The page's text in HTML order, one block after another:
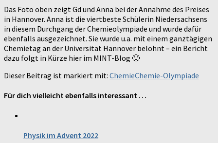
Das Foto oben zeigt Gd und Anna bei der Annahme des Preises
in Hannover. Anna ist die viertbeste Schülerin Niedersachsens
in diesem Durchgang der Chemieolympiade und wurde dafür
ebenfalls ausgezeichnet. Sie wurde u.a. mit einem ganztägigen
Chemietag an der Universität Hannover belohnt – ein Bericht
dazu folgt in Kürze hier im MINT-Blog 🙂
Dieser Beitrag ist markiert mit: ChemieChemie-Olympiade
Für dich vielleicht ebenfalls interessant …
Physik im Advent 2022